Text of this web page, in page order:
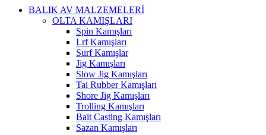
BALIK AV MALZEMELERİ
OLTA KAMIŞLARI
Spin Kamışları
Lrf Kamışları
Surf Kamışlar
Jig Kamışları
Slow Jig Kamışları
Tai Rubber Kamışları
Shore Jig Kamışları
Trolling Kamışları
Bait Casting Kamışları
Sazan Kamışları